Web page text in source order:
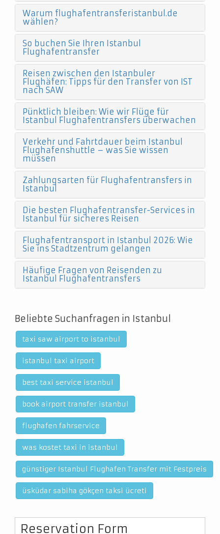
Warum flughafentransferistanbul.de
wählen?
So buchen Sie Ihren Istanbul
Flughafentransfer
Reisen zwischen den Istanbuler
Flughäfen: Tipps für den Transfer von IST
nach SAW
Pünktlich bleiben: Wie wir Flüge für
Istanbul Flughafentransfers überwachen
Verkehr und Fahrtdauer beim Istanbul
Flughafenshuttle – was Sie wissen
müssen
Zahlungsarten für Flughafentransfers in
Istanbul
Die besten Flughafentransfer-Services in
Istanbul für sicheres Reisen
Flughafentransport in Istanbul 2026: Wie
Sie ins Stadtzentrum gelangen
Häufige Fragen von Reisenden zu
Istanbul Flughafentransfers
Beliebte Suchanfragen in Istanbul
taxi saw airport to istanbul
istanbul taxi airport
best taxi service istanbul
book airport transfer istanbul
flughafen fahrservice
was kostet taxi in istanbul
günstiger Istanbul Flughafen Transfer mit Festpreis
üsküdar sabiha gökçen taksi ücreti
Reservation Form